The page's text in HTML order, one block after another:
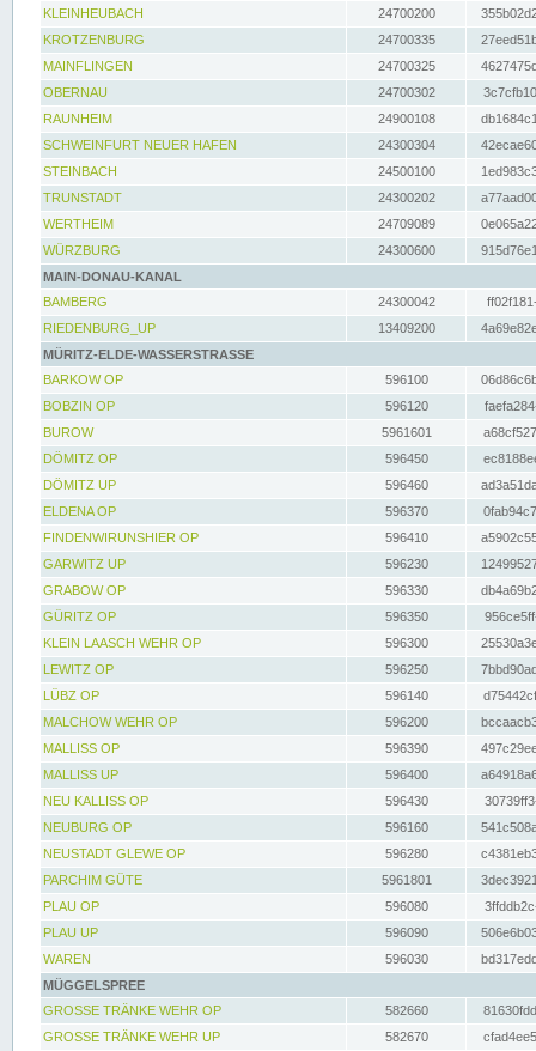
KLEINHEUBACH 24700200
KROTZENBURG
24700335
MAINFLINGEN
24700325
OBERNAU
24700302
RAUNHEIM
24900108
SCHWEINFURT NEUER HAFEN
24300304
STEINBACH
24500100
TRUNSTADT
24300202
WERTHEIM
24709089
WÜRZBURG
24300600
MAIN-DONAU-KANAL
BAMBERG
24300042
RIEDENBURG_UP
13409200
MÜRITZ-ELDE-WASSERSTRASSE
BARKOW OP
596100
BOBZIN OP
596120
BUROW
5961601
DÖMITZ OP
596450
DÖMITZ UP
596460
ELDENA OP
596370
FINDENWIRUNSHIER OP
596410
GARWITZ UP
596230
GRABOW OP
596330
GÜRITZ OP
596350
KLEIN LAASCH WEHR OP
596300
LEWITZ OP
596250
LÜBZ OP
596140
MALCHOW WEHR OP
596200
MALLISS OP
596390
MALLISS UP
596400
NEU KALLISS OP
596430
NEUBURG OP
596160
NEUSTADT GLEWE OP
596280
PARCHIM GÜTE
5961801
PLAU OP
596080
PLAU UP
596090
WAREN
596030
MÜGGELSPREE
GROSSE TRÄNKE WEHR OP
582660
GROSSE TRÄNKE WEHR UP
582670